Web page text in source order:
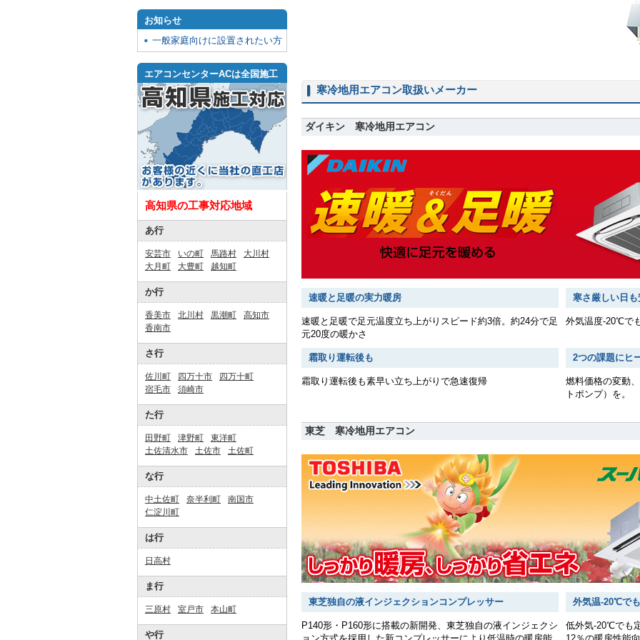
寒冷地用エアコン取扱いメーカー
ダイキン 寒冷地用エアコン
速暖と足暖の実力暖房
速暖と足暖で足元温度立ち上がりスピード約3倍。約24分で足
元20度の暖かさ
寒さ厳しい日
外気温度-20℃で
霜取り運転後も
霜取り運転後も素早い立ち上がりで急速復帰
2つの課題にヒ
燃料価格の変動
トポンプ）を。
東芝 寒冷地用エアコン
東芝独自の液インジェクションコンプレッサー
P140形・P160形に搭載の新開発、東芝独自の液インジェクシ
外気温-20℃で
低外気-20℃でも
お知らせ
一般家庭向けに設置されたい方
エアコンセンターACは全国施工
高知県の工事対応地域
あ行
安芸市 いの町 馬路村
大川村
大月町
大豊町 越知町
か行
香美市 北川村 黒潮町
高知市
香南市
さ行
佐川町 四万十市
四万十町
宿毛市
須崎市
た行
田野町 津野町
東洋町
土佐清水市
土佐市 土佐町
な行
中土佐町 奈半利町
南国市
仁淀川町
は行
日高村
ま行
三原村 室戸市 本山町
や行